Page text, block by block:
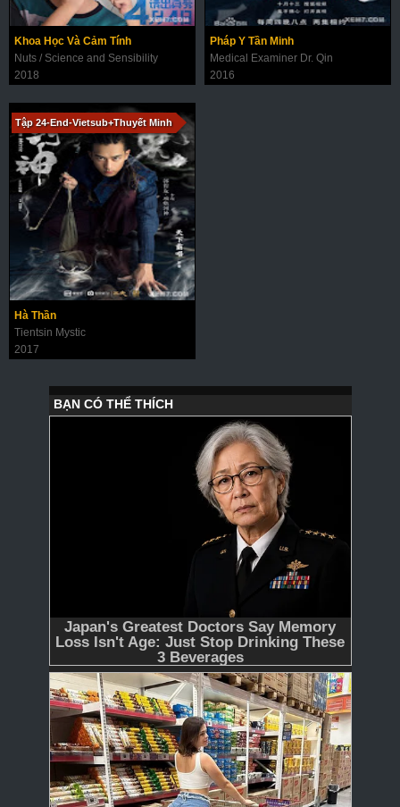
Khoa Học Và Cảm Tính
Nuts / Science and Sensibility
2018
Pháp Y Tần Minh
Medical Examiner Dr. Qin
2016
Tập 24-End-Vietsub+Thuyết Minh
Hà Thần
Tientsin Mystic
2017